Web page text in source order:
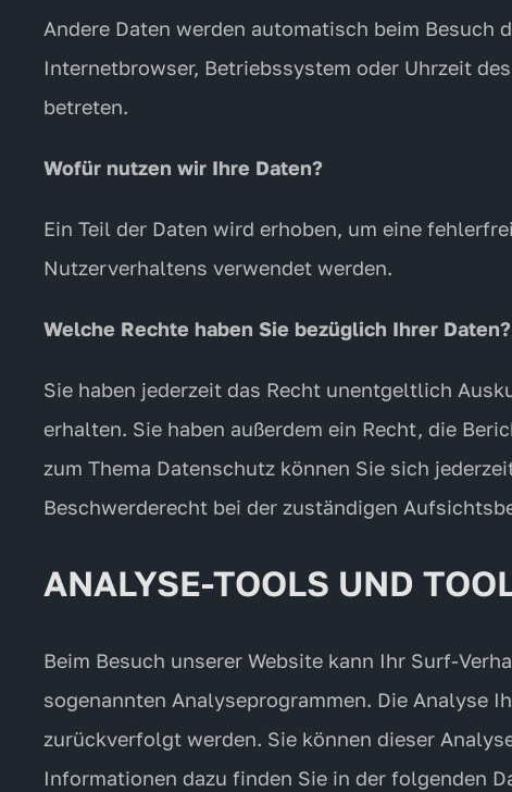
Andere Daten werden automatisch beim Besuch
Internetbrowser, Betriebssystem oder Uhrzeit
betreten.
Wofür nutzen wir Ihre Daten?
Ein Teil der Daten wird erhoben, um eine
Nutzerverhaltens verwendet werden.
Welche Rechte haben Sie bezüglich Ihrer Daten?
Sie haben jederzeit das Recht unentgeltlich
erhalten. Sie haben außerdem ein Recht, die
zum Thema Datenschutz können Sie sich
Beschwerderecht bei der zuständigen
ANALYSE-TOOLS UND
Beim Besuch unserer Website kann Ihr Surf-
sogenannten Analyseprogrammen. Die Analyse
zurückverfolgt werden. Sie können dieser
Informationen dazu finden Sie in der folgenden